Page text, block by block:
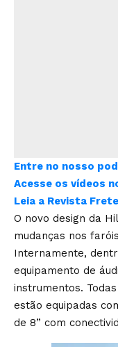
Entre no nosso
Acesse os vídeos
Leia a Revista
O novo design da
mudanças nos
Internamente,
equipamento de
instrumentos.
estão equipadas
de 8” com